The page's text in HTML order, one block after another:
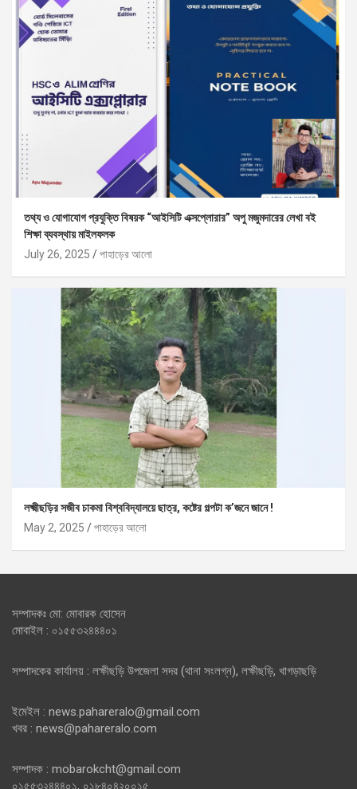
তথ্য ও যোগাযোগ প্রযুক্তি বিষয়ক “আইসিটি এক্সপ্লোরার” অপু মজুমদারের লেখা বই
শিক্ষা ব্যবস্থায় মাইলফলক
July 26, 2025
পাহাড়ের আলো
লক্ষ্মীছড়ির সজীব চাকমা বিশ্ববিদ্যালয়ে ছাত্র, কষ্টের গল্পটা ক’জনে জানে !
May 2, 2025
পাহাড়ের আলো
সম্পাদকঃ মো: মোবারক হোসেন
মোবাইল : ০১৫৫৩২৪৪৪০১
সম্পাদকের কার্যালয় : লক্ষীছড়ি উপজেলা সদর (থানা সংলগ্ন), লক্ষীছড়ি, খাগড়াছড়ি
ইমেইল : news.pahareralo@gmail.com
খবর : news@pahareralo.com
সম্পাদক : mobarokcht@gmail.com
০১৫৫৩২৪৪৪০১, ০১৮৪০৪২০০১৫